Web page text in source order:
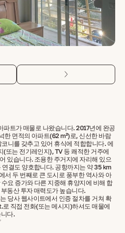
트가 매물로 나왔습니다. 2017년에 완공
한 면적의 아파트(62 m²)로, 신선한 바람
니를 갖추고 있어 휴식에 적합합니다. 에
또는 전기레인지), TV 등 쾌적한 거주에
있습니다. 조용한 주거지에 자리해 있으
결도 양호합니다. 공항까지는 약 35 km
서 두 번째로 큰 도시로 풍부한 역사와 아
요 증가와 다른 지중해 휴양지에 비해 합
동산 투자 매력도가 높습니다.
당사 웹사이트에서 인증 절차를 거쳐 확
직접 전화(또는 메시지)하셔도 매물에
다.